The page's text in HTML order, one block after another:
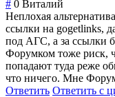
# 0 Виталий
Неплохая
ссылки на gogetlinks,
под АГС, а за ссылки
Форумком тоже риск,
попадают туда реже
что ничего. Мне
Ответить Ответить с